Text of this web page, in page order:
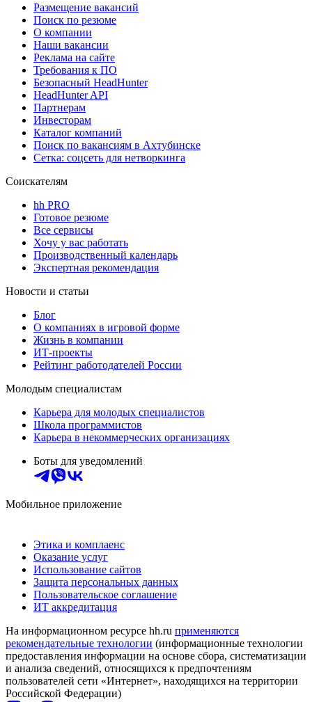
Размещение вакансий
Поиск по резюме
О компании
Наши вакансии
Реклама на сайте
Требования к ПО
Безопасный HeadHunter
HeadHunter API
Партнерам
Инвесторам
Каталог компаний
Поиск по вакансиям в Ахтубинске
Сетка: соцсеть для нетворкинга
Соискателям
hh PRO
Готовое резюме
Все сервисы
Хочу у вас работать
Производственный календарь
Экспертная рекомендация
Новости и статьи
Блог
О компаниях в игровой форме
Жизнь в компании
ИТ-проекты
Рейтинг работодателей России
Молодым специалистам
Карьера для молодых специалистов
Школа программистов
Карьера в некоммерческих организациях
Боты для уведомлений
Мобильное приложение
Этика и комплаенс
Оказание услуг
Использование сайтов
Защита персональных данных
Пользовательское соглашение
ИТ аккредитация
На информационном ресурсе hh.ru применяются
рекомендательные технологии (информационные технологии
предоставления информации на основе сбора, систематизации
и анализа сведений, относящихся к предпочтениям
пользователей сети «Интернет», находящихся на территории
Российской Федерации)